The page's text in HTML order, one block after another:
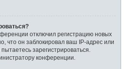
отключил регистрацию новых
что он заблокировал ваш IP-адрес или
зарегистрироваться.
конференции.